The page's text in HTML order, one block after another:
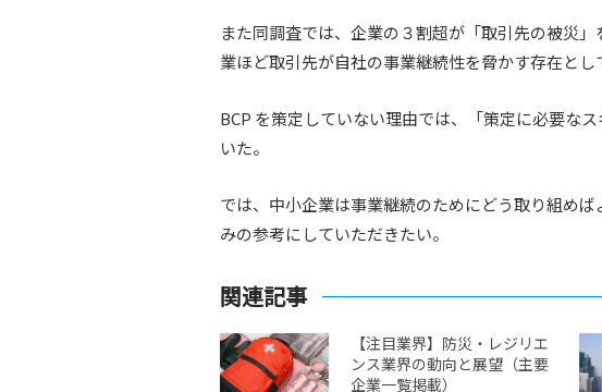
また同調査では、企業の３割超が「取引先の被災
業ほど取引先が自社の事業継続性を脅かす存在とし
BCP を策定していない理由では、「策定に必要な
いた。
では、中小企業は事業継続のためにどう取り組めば
みの参考にしていただきたい。
関連記事
【注目業界】防災・レジリエ
ンス業界の動向と展望（主要
企業一覧掲載）